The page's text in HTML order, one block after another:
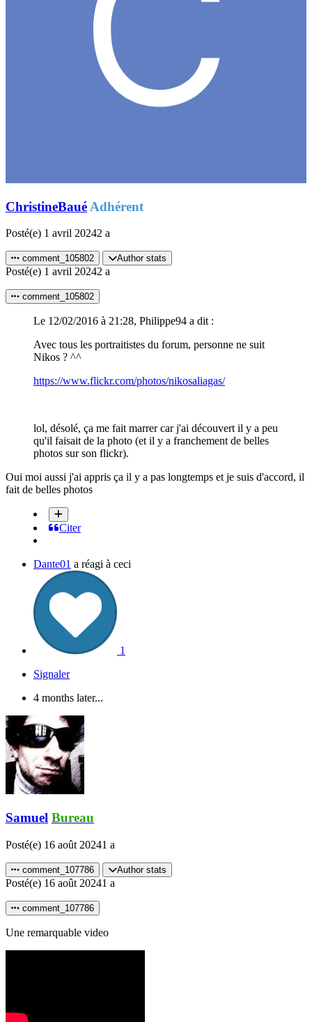
ChristineBaué Adhérent
Posté(e) 1 avril 20242 a
comment_105802 Author stats
Posté(e) 1 avril 20242 a
comment_105802
Le 12/02/2016 à 21:28, Philippe94 a dit :
Avec tous les portraitistes du forum, personne ne suit
Nikos ? ^^
https://www.flickr.com/photos/nikosaliagas/
lol, désolé, ça me fait marrer car j'ai découvert il y a peu
qu'il faisait de la photo (et il y a franchement de belles
photos sur son flickr).
Oui moi aussi j'ai appris ça il y a pas longtemps et je suis d'accord, il
fait de belles photos
Citer
Dante01 a réagi à ceci
1
Signaler
4 months later...
Samuel Bureau
Posté(e) 16 août 20241 a
comment_107786 Author stats
Posté(e) 16 août 20241 a
comment_107786
Une remarquable video